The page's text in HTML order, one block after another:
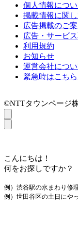
個人情報につ
掲載情報に関
広告掲載のご
広告・サービ
利用規約
お知らせ
運営会社につ
緊急時はこちら
©NTTタウンページ株
こんにちは！
何をお探しですか？
例）渋谷駅の水まわり修
例）世田谷区の土日にや